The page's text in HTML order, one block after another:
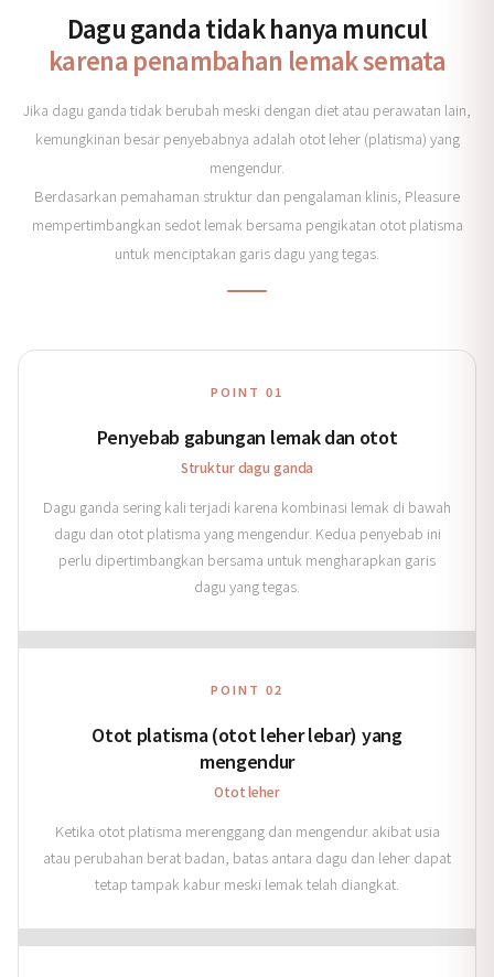
Dagu ganda tidak hanya muncul
karena penambahan lemak semata
Jika dagu ganda tidak berubah meski dengan diet atau perawatan lain,
kemungkinan besar penyebabnya adalah otot leher (platisma) yang
mengendur.
Berdasarkan pemahaman struktur dan pengalaman klinis, Pleasure
mempertimbangkan sedot lemak bersama pengikatan otot platisma
untuk menciptakan garis dagu yang tegas.
POINT 01
Penyebab gabungan lemak dan otot
Struktur dagu ganda
Dagu ganda sering kali terjadi karena kombinasi lemak di bawah
dagu dan otot platisma yang mengendur. Kedua penyebab ini
perlu dipertimbangkan bersama untuk mengharapkan garis
dagu yang tegas.
POINT 02
Otot platisma (otot leher lebar) yang
mengendur
Otot leher
Ketika otot platisma merenggang dan mengendur akibat usia
atau perubahan berat badan, batas antara dagu dan leher dapat
tetap tampak kabur meski lemak telah diangkat.